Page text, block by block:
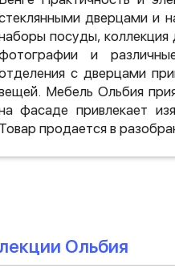
дверцами и
посуды, коллекция
и
с дверцами
Мебель Ольбия
фасаде привлекает
Товар продается в
Ольбия